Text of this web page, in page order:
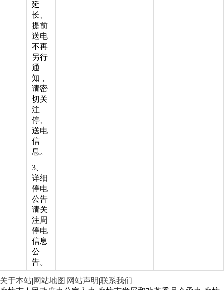
延
长、
提前
送电
不再
另行
通
知，
请密
切关
注
停、
送电
信
息。
3、
详细
停电
公告
请关
注周
停电
信息
公
告。
关于本站|网站地图 |网站声明|联系我们